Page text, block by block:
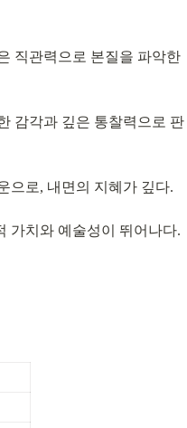
직관력으로 본질을 파악한
감각과 깊은 통찰력으로 판
으로, 내면의 지혜가 깊다.
가치와 예술성이 뛰어나다.